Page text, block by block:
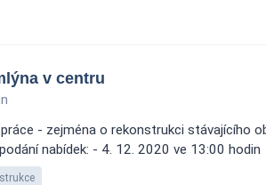
v centru
- zejména o rekonstrukci stávajícího
nabídek: - 4. 12. 2020 ve 13:00 hodin